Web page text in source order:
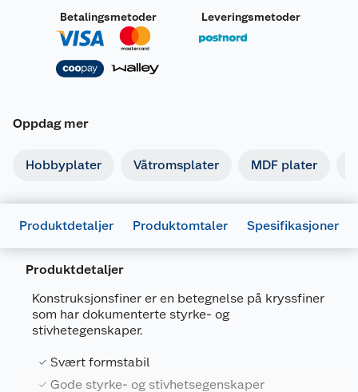
Betalingsmetoder Leveringsmetoder
Oppdag mer
Hobbyplater Våtromsplater MDF plater
Produktdetaljer Produktomtaler Spesifikasjoner
Produktdetaljer
Konstruksjonsfiner er en betegnelse på kryssfiner
som har dokumenterte styrke- og
stivhetegenskaper.
Svært formstabil
Gode styrke- og stivhetsegenskaper
Generelt
S301210V127120